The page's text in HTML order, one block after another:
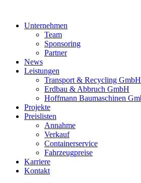
Unternehmen
Team
Sponsoring
Partner
News
Leistungen
Transport & Recycling GmbH
Erdbau & Abbruch GmbH
Hoffmann Baumaschinen
Projekte
Preislisten
Annahme
Verkauf
Containerservice
Fahrzeugpreise
Karriere
Kontakt